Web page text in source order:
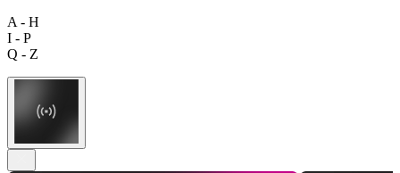
A - H
I - P
Q - Z